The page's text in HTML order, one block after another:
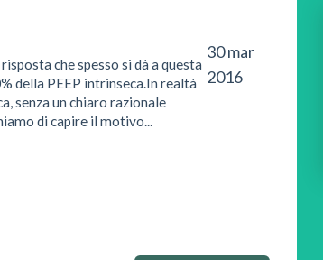
30 mar
2016
che spesso si dà a questa
della PEEP intrinseca.In realtà
senza un chiaro razionale
di capire il motivo...